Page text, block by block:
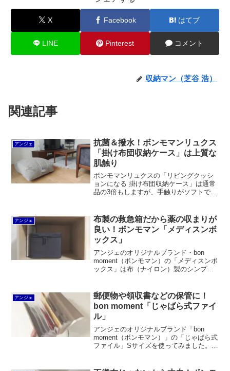
X Facebook はてブ
LINE Pinterest コメント
収納マン（芝谷 浩）
関連記事
アンジェ
抗菌＆撥水！ボンモマンリュクス
「掛け布団収納ケース」は上質な
肌触り
ボンモマンリュクスの「リビングクッシ
ョンになる 掛け布団収納ケース」は通常
品の3倍もしますが、手触りがソフトで心
ています。おまけに日本製なのですから
高価なのも納得です。
アンジェ
布製の救急箱だから薬の収まりが
良い！ボンモマン「メディスンボ
ックス」
アンジェのオリジナルブランド・bon
moment（ボンモマン）の「メディスンボ
ックス」は布（ナイロン）製のシンプル
袋を収めやすい点がgood。内壁やフタ裏
などにポケットが設けられています。
アンジェ
郵便物や領収書などの保管に！
bon moment「じゃばら式ファイ
ル」
アンジェのオリジナルブランド「bon
moment（ボンモマン）」の「じゃばら式
ファイル」Sサイズを使ってみました。ア